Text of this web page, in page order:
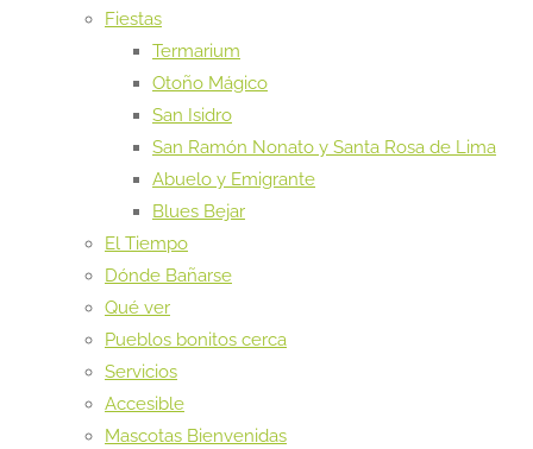
Fiestas
Termarium
Otoño Mágico
San Isidro
San Ramón Nonato y Santa Rosa de Lima
Abuelo y Emigrante
Blues Bejar
El Tiempo
Dónde Bañarse
Qué ver
Pueblos bonitos cerca
Servicios
Accesible
Mascotas Bienvenidas